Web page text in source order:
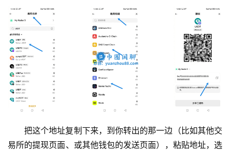
把这个地址复制下来，到你转出的那一边（比如其他交
易所的提现页面、或其他钱包的发送页面），粘贴地址，选